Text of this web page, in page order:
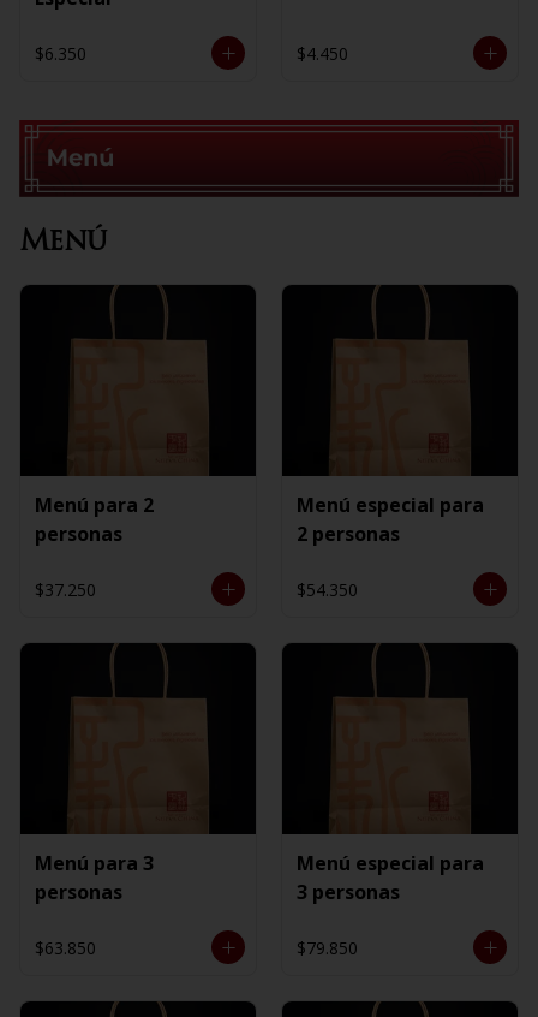
$6.350 $4.450
Menú
Menú para 2
personas
$37.250
Menú especial para
2 personas
$54.350
Menú para 3
personas
$63.850
Menú especial para
3 personas
$79.850